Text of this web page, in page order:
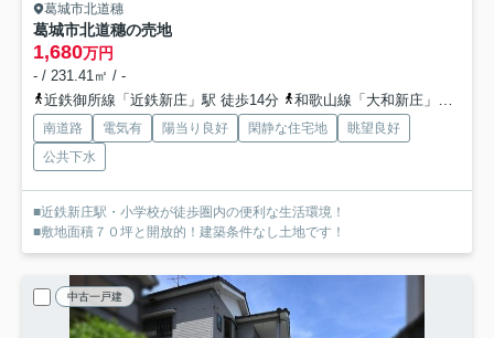
葛城市北道穗
葛城市北道穗の売地
1,680万円
- / 231.41㎡ / -
近鉄御所線「近鉄新庄」駅 徒歩14分
和歌山線「大和新庄」駅 徒歩23分
南道路 電気有 陽当り良好 閑静な住宅地
眺望良好
公共下水
■近鉄新庄駅・小学校が徒歩圏内の便利な生活環境！
■敷地面積７０坪と開放的！建築条件なし土地です！
中古一戸建